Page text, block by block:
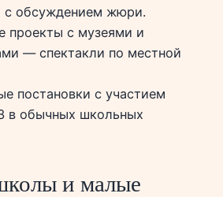
с обсуждением жюри.
проекты с музеями и
— спектакли по местной
постановки с участием
в обычных школьных
и малые